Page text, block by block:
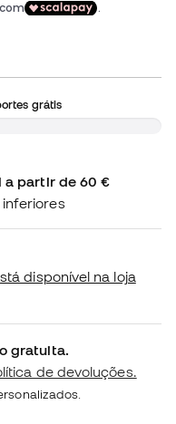
grátis
a partir de 60 €
disponível na loja
gratuita.
de devoluções.